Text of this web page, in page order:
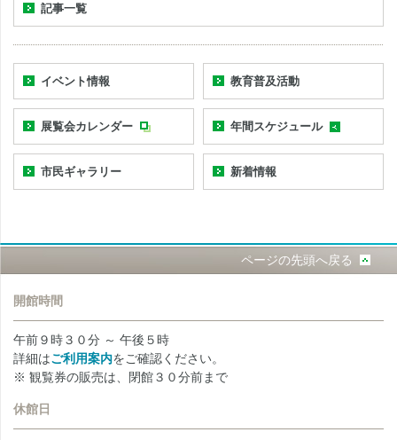
記事一覧
イベント情報 教育普及活動
展覧会カレンダー 年間スケジュール
市民ギャラリー 新着情報
ページの先頭へ戻る
開館時間
午前９時３０分 ～ 午後５時
詳細はご利用案内をご確認ください。
※ 観覧券の販売は、閉館３０分前まで
休館日